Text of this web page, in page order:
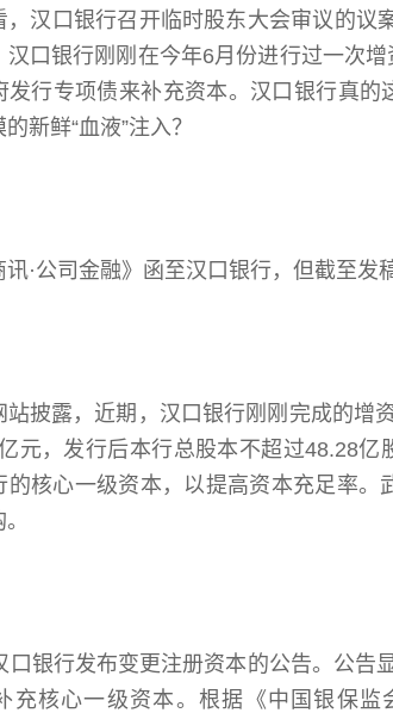
，汉口银行召开临时股东大会审议的议
汉口银行刚刚在今年6月份进行过一次
发行专项债来补充资本。汉口银行真
新鲜“血液”注入？
·公司金融》函至汉口银行，但截至发
站披露，近期，汉口银行刚刚完成的增
元，发行后本行总股本不超过48.28
的核心一级资本，以提高资本充足率
口银行发布变更注册资本的公告。公告
充核心一级资本。根据《中国银保